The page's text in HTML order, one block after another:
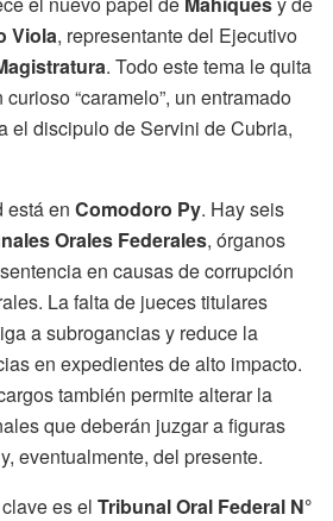
Viola, representante del Ejecutivo
. Todo este tema le quita
“caramelo”, un entramado
el discipulo de Servini de Cubria,
está en Comodoro Py. Hay seis
Orales Federales, órganos
en causas de corrupción
La falta de jueces titulares
a subrogancias y reduce la
en expedientes de alto impacto.
también permite alterar la
que deberán juzgar a figuras
eventualmente, del presente.
es el Tribunal Oral Federal N°